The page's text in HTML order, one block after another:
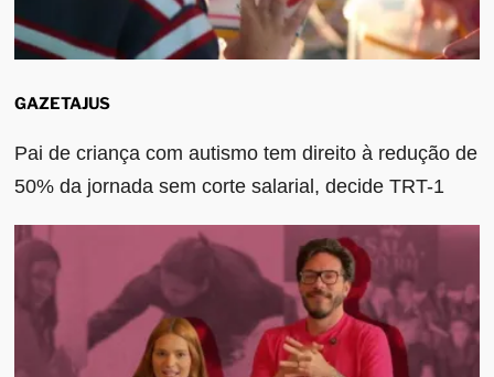
GAZETAJUS
Pai de criança com autismo tem direito à redução de
50% da jornada sem corte salarial, decide TRT-1